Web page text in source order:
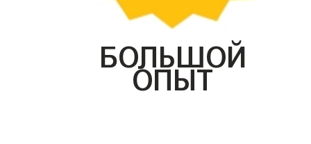
БОЛЬШОЙ
ОПЫТ